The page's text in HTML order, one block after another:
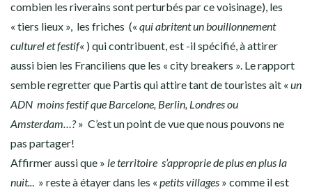
combien les riverains sont perturbés par ce voisinage), les
« tiers lieux », les friches (« qui abritent un bouillonnement
culturel et festif« ) qui contribuent, est -il spécifié, à attirer
aussi bien les Franciliens que les « city breakers ». Le rapport
semble regretter que Partis qui attire tant de touristes ait « un
ADN moins festif que Barcelone, Berlin, Londres ou
Amsterdam…?» C’est un point de vue que nous pouvons ne
pas partager!
Affirmer aussi que » le territoire s’approprie de plus en plus la
nuit..
. » reste à étayer dans les « petits villages » comme il est